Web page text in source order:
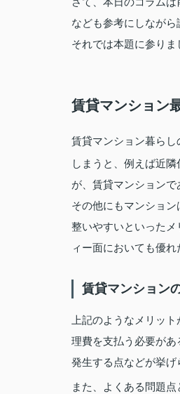
なども参考にしながら
それでは本題に参りま
賃貸マンション
賃貸マンション暮ら
しまうと、例えば近
が、賃貸マンションで
その他にもマンショ
整いやすいといった
ィー面においても優れ
賃貸マンション
上記のようなメリッ
理費を支払う必要が
発生する点などが挙げ
また、よくある問題点